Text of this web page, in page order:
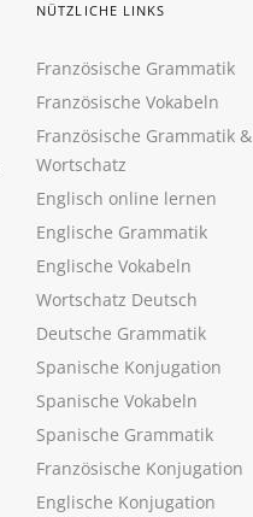
NÜTZLICHE LINKS
Französische Grammatik
Französische Vokabeln
Französische Grammatik &
Wortschatz
Englisch online lernen
Englische Grammatik
Englische Vokabeln
Wortschatz Deutsch
Deutsche Grammatik
Spanische Konjugation
Spanische Vokabeln
Spanische Grammatik
Französische Konjugation
Englische Konjugation